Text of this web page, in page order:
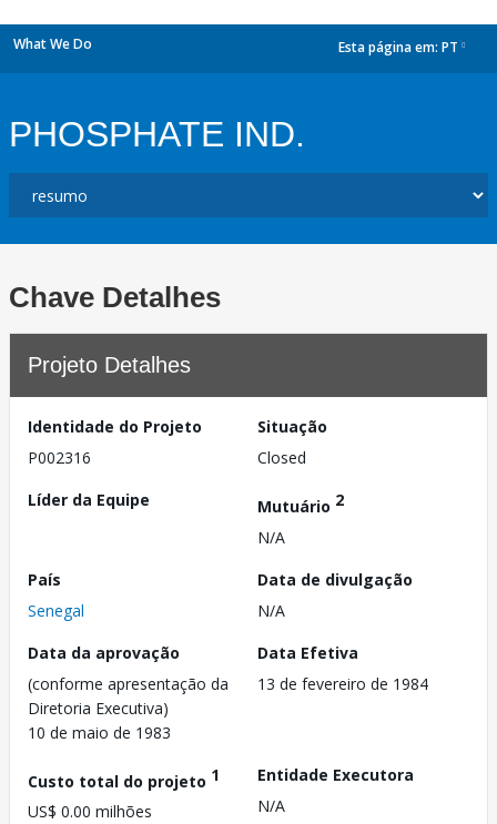
What We Do Esta página em: PT
PHOSPHATE IND.
Chave Detalhes
Projeto Detalhes
Identidade do Projeto
P002316
Situação
Closed
Líder da Equipe
Mutuário 2
N/A
País
Senegal
Data de divulgação
N/A
Data da aprovação
(conforme apresentação da
Diretoria Executiva)
10 de maio de 1983
Data Efetiva
13 de fevereiro de 1984
Custo total do projeto 1
US$ 0.00 milhões
Entidade Executora
N/A